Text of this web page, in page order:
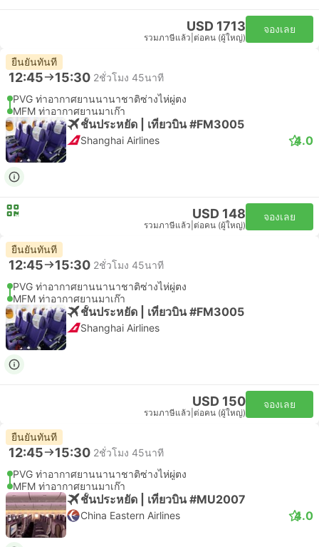
USD 1713
รวมภาษีแล้ว ต่อคน (ผู้ใหญ่)
จองเลย
ยืนยันทันที
12:45 15:30 2ชั่วโมง 45นาที
PVG ท่าอากาศยานนานาชาติซ่างไห่ผู่ตง
MFM ท่าอากาศยานมาเก๊า
ชั้นประหยัด | เที่ยวบิน #FM3005
Shanghai Airlines 4.0
USD 148
รวมภาษีแล้ว ต่อคน (ผู้ใหญ่)
จองเลย
ยืนยันทันที
12:45 15:30 2ชั่วโมง 45นาที
PVG ท่าอากาศยานนานาชาติซ่างไห่ผู่ตง
MFM ท่าอากาศยานมาเก๊า
ชั้นประหยัด | เที่ยวบิน #FM3005
Shanghai Airlines
USD 150
รวมภาษีแล้ว ต่อคน (ผู้ใหญ่)
จองเลย
ยืนยันทันที
12:45 15:30 2ชั่วโมง 45นาที
PVG ท่าอากาศยานนานาชาติซ่างไห่ผู่ตง
MFM ท่าอากาศยานมาเก๊า
ชั้นประหยัด | เที่ยวบิน #MU2007
China Eastern Airlines 4.0